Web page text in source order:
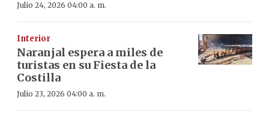
Julio 24, 2026 04:00 a. m.
Interior
Naranjal espera a miles de
turistas en su Fiesta de la
Costilla
Julio 23, 2026 04:00 a. m.